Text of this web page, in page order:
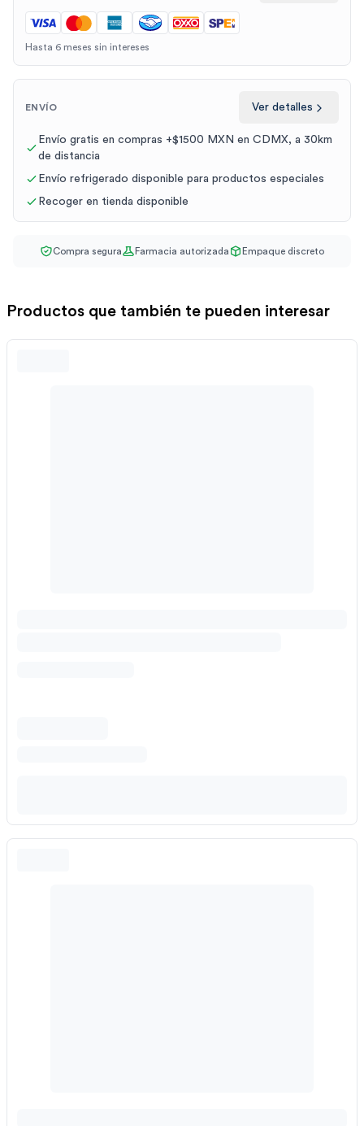
Hasta 6 meses sin intereses
ENVÍO Ver detalles
Envío gratis en compras +$1500 MXN en CDMX, a 30km
de distancia
Envío refrigerado disponible para productos especiales
Recoger en tienda disponible
Compra segura Farmacia autorizada Empaque discreto
Productos que también te pueden interesar